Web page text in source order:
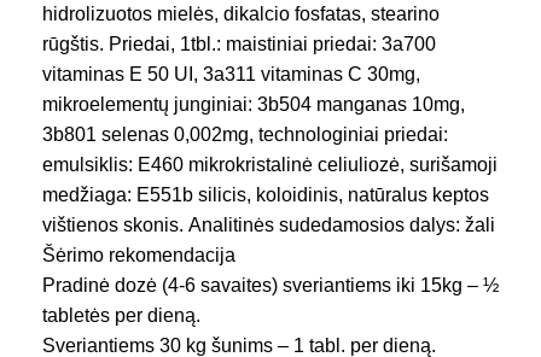
PREKINIS
ŽENKLAS
VetriSCIENCE
PRODUKTO
FORMA
Tabletės
hidrolizuotos mielės, dikalcio fosfatas, stearino
rūgštis. Priedai, 1tbl.: maistiniai priedai: 3a700
vitaminas E 50 UI, 3a311 vitaminas C 30mg,
mikroelementų junginiai: 3b504 manganas 10mg,
3b801 selenas 0,002mg, technologiniai priedai:
emulsiklis: E460 mikrokristalinė celiuliozė, surišamoji
medžiaga: E551b silicis, koloidinis, natūralus keptos
vištienos skonis. Analitinės sudedamosios dalys: žali
baltymai 23,6% žali riebalai 20%, žalia ląsteliena
0,8%, žali pelenai 8%, drėgnis 6,3%.
Šėrimo rekomendacija
Pradinė dozė (4-6 savaites) sveriantiems iki 15kg – ½
tabletės per dieną.
Sveriantiems 30 kg šunims – 1 tabl. per dieną.